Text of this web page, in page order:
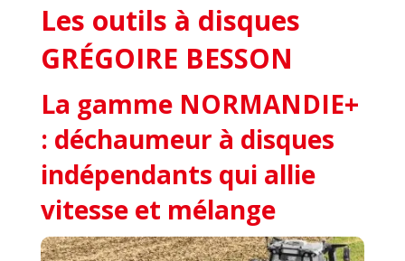
Les outils à disques
GRÉGOIRE BESSON
La gamme NORMANDIE+
: déchaumeur à disques
indépendants qui allie
vitesse et mélange